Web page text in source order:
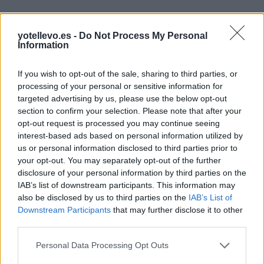
yotellevo.es - Do Not Process My Personal
Information
If you wish to opt-out of the sale, sharing to third parties, or
processing of your personal or sensitive information for
targeted advertising by us, please use the below opt-out
section to confirm your selection. Please note that after your
opt-out request is processed you may continue seeing
interest-based ads based on personal information utilized by
us or personal information disclosed to third parties prior to
your opt-out. You may separately opt-out of the further
disclosure of your personal information by third parties on the
IAB’s list of downstream participants. This information may
also be disclosed by us to third parties on the IAB’s List of
Downstream Participants that may further disclose it to other
Personal Data Processing Opt Outs
Resumen de datos de la ruta entre Horst Aan De
Maas Municipality y Sant Feliu De Llobregat
Tipo de
combustible
Precio
por litro
Gasto
5l/100km
Gasto
7l/100km
Gasto
10l/100km
Gasolina 95
0,00€ 78l.-
0,00€
109 l.-
0,00€
157 l.-
0,00€
Gasolina 98
0,00€ 78l.-
0,00€
109l.-
0,00€
157l.-
0,00€
Gasoil
0,00€ 78l.-
0,00€
109l.-
0,00€
157l.-
0,00€